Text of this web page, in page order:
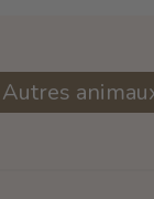
Autres